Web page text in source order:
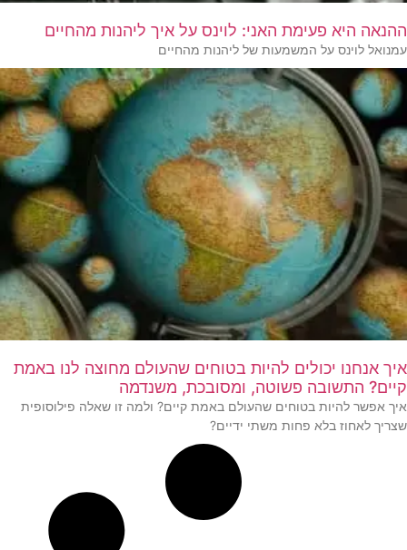
ההנאה היא פעימת האני: לוינס על איך ליהנות מהחיים
עמנואל לוינס על המשמעות של ליהנות מהחיים
איך אנחנו יכולים להיות בטוחים שהעולם מחוצה לנו באמת
קיים? התשובה פשוטה, ומסובכת, משנדמה
איך אפשר להיות בטוחים שהעולם באמת קיים? ולמה זו שאלה פילוסופית
שצריך לאחוז בלא פחות משתי ידיים?